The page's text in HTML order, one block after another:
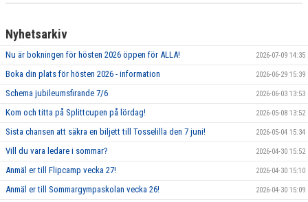
Nyhetsarkiv
Nu är bokningen för hösten 2026 öppen för ALLA! 2026-07-09 14:35
Boka din plats för hösten 2026 - information 2026-06-29 15:39
Schema jubileumsfirande 7/6 2026-06-03 13:53
Kom och titta på Splittcupen på lördag! 2026-05-08 13:52
Sista chansen att säkra en biljett till Tosselilla den 7 juni! 2026-05-04 15:34
Vill du vara ledare i sommar? 2026-04-30 15:52
Anmäl er till Flipcamp vecka 27! 2026-04-30 15:10
Anmäl er till Sommargympaskolan vecka 26! 2026-04-30 15:09